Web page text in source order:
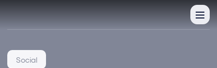
Social